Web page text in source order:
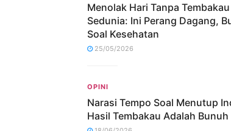
Menolak Hari Tanpa Tembakau
Sedunia: Ini Perang Dagang,
Soal Kesehatan
25/05/2026
OPINI
Narasi Tempo Soal Menutup
Hasil Tembakau Adalah Bunuh